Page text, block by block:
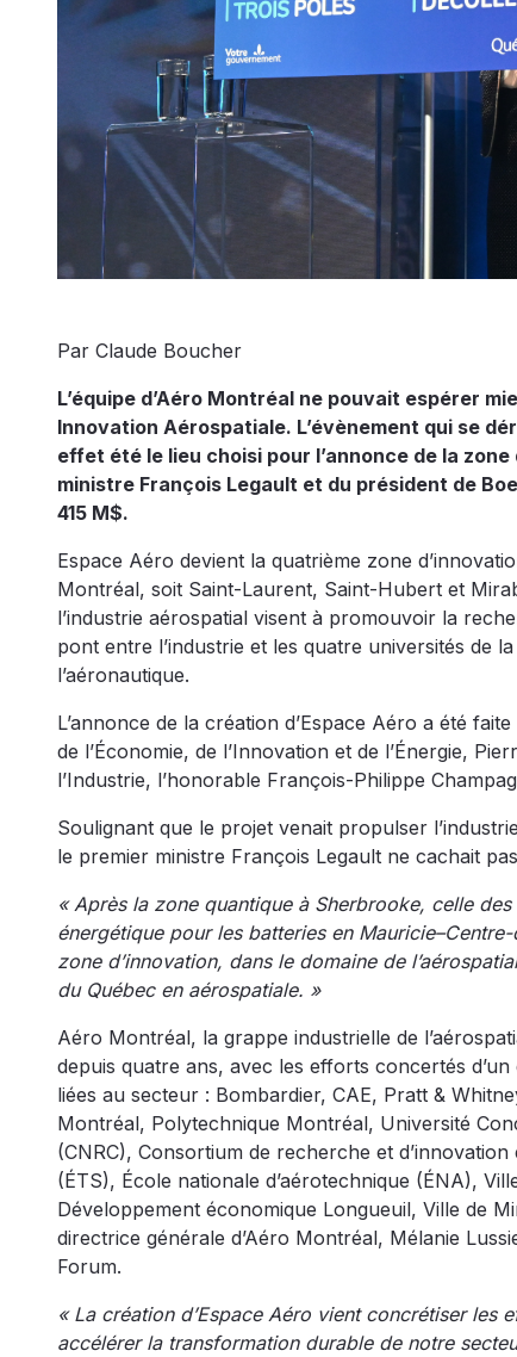
Par Claude Boucher
L’équipe d’Aéro Montréal ne pouvait espérer
Innovation Aérospatiale. L’évènement qui se
effet été le lieu choisi pour l’annonce de la
ministre François Legault et du président de
415 M$.
Espace Aéro devient la quatrième zone
Montréal, soit Saint-Laurent, Saint-Hubert et
l’industrie aérospatial visent à promouvoir la
pont entre l’industrie et les quatre universités de
l’aéronautique.
L’annonce de la création d’Espace Aéro a été
de l’Économie, de l’Innovation et de l’Énergie,
l’Industrie, l’honorable François-Philippe
Soulignant que le projet venait propulser
le premier ministre François Legault ne cachait
« Après la zone quantique à Sherbrooke, celle
énergétique pour les batteries en
zone d’innovation, dans le domaine de
du Québec en aérospatiale. »
Aéro Montréal, la grappe industrielle de
depuis quatre ans, avec les efforts concertés
liées au secteur : Bombardier, CAE, Pratt &
Montréal, Polytechnique Montréal, Université
(CNRC), Consortium de recherche et
(ÉTS), École nationale d’aérotechnique (ÉNA),
Développement économique Longueuil, Ville de
directrice générale d’Aéro Montréal, Mélanie
Forum.
« La création d’Espace Aéro vient concrétiser
accélérer la transformation durable de notre